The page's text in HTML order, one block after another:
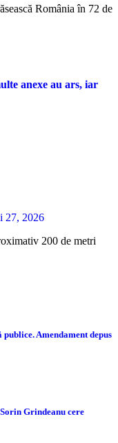
anexe au ars, iar
27, 2026
Amendament depus
Grindeanu cere